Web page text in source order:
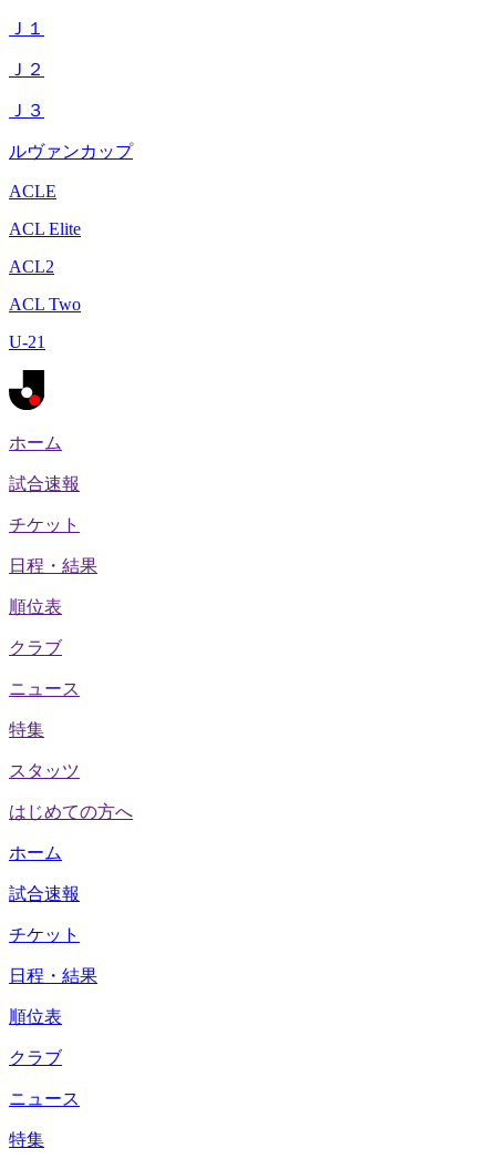
Ｊ１
Ｊ２
Ｊ３
ルヴァンカップ
ACLE
ACL Elite
ACL2
ACL Two
U-21
ホーム
試合速報
チケット
日程・結果
順位表
クラブ
ニュース
特集
スタッツ
はじめての方へ
ホーム
試合速報
チケット
日程・結果
順位表
クラブ
ニュース
特集